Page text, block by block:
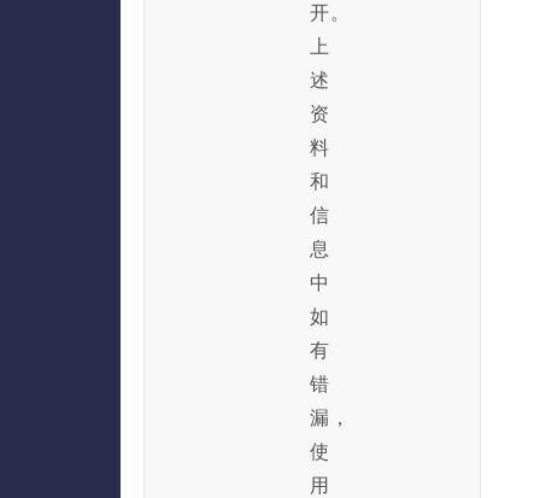
开。
上
述
资
料
和
信
息
中
如
有
错
漏，
使
用